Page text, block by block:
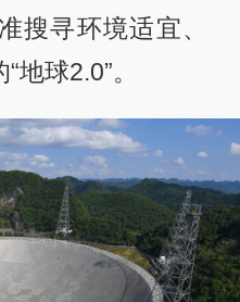
搜寻环境适宜、
地球2.0”。